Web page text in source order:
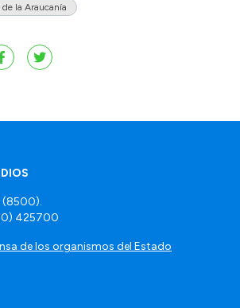
de la Araucanía
(8500).
425700
de los organismos del Estado